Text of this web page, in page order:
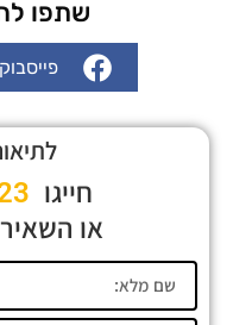
שתפו
פייסבוק
חייגו
או